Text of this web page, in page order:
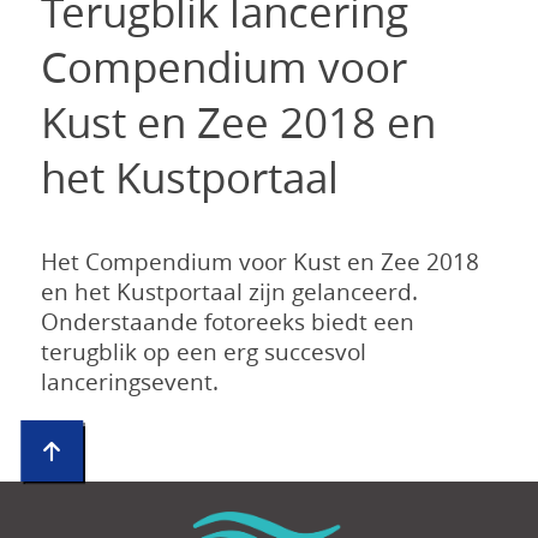
Terugblik lancering
Compendium voor
Kust en Zee 2018 en
het Kustportaal
Het Compendium voor Kust en Zee 2018
en het Kustportaal zijn gelanceerd.
Onderstaande fotoreeks biedt een
terugblik op een erg succesvol
lanceringsevent.